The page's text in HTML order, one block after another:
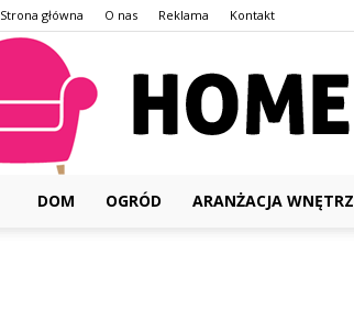
Strona główna O nas Reklama Kontakt
DOM OGRÓD ARANŻACJA WNĘTRZ